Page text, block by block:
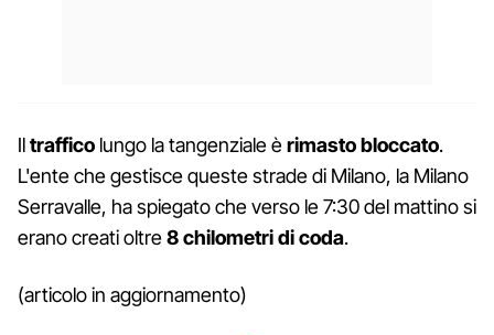
Iltraffico lungo la tangenziale èrimasto bloccato.
L'ente che gestisce queste strade di Milano, la Milano
Serravalle, ha spiegato che verso le 7:30 del mattino si
erano creati oltre8 chilometri di coda.
(articolo in aggiornamento)